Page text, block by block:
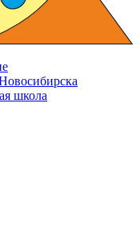
школа